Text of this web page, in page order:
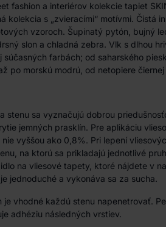
fashion a interiérov kolekcie tapiet
kolekcia s „zvieracími“ motívmi. Čistá
vzoroch. Šupinatý pytón , bujný
slon a chladná zebra. Vlk s dlhou
súčasných farbách; od saharského
po morskú modrú, od netopiere
stenu sa vyznačujú dobrou
jemných prasklín. Pre aplikáciu
vyššou ako 0,8%. Pri lepení
na ktorú sa prikladajú jednotlivé
na vliesové tapety, ktoré nájdete v
jednoduché a vykonáva sa za sucha.
je vhodné každú stenu napenetrovať.
adhéziu následných vrstiev.